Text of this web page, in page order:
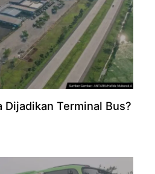
Dijadikan Terminal Bus?